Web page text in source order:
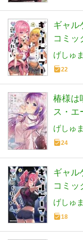
ギャル
コミッ
げしゅ
22
椿様は
ス・エ
げしゅ
24
ギャル
コミッ
げしゅ
18